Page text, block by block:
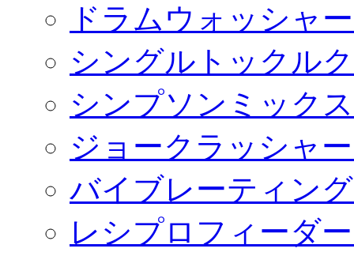
ドラムウォッシャ
シングルトックル
シンプソンミック
ジョークラッシャ
バイブレーティン
レシプロフィーダー